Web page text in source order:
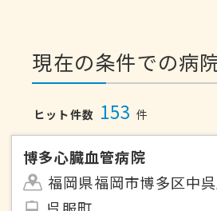
現在の条件での病
ヒット件数 153 件
博多心臓血管病院
福岡県福岡市博多区中